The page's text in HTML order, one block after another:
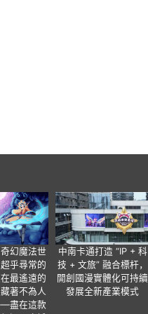
幻魔法世
乎尋常的
最遙遠的
著不為人
盡在這款
中南卡通打造 “IP + 科
技 + 文旅” 融合標杆，
開創國漫實體化可持續
發展全新產業模式